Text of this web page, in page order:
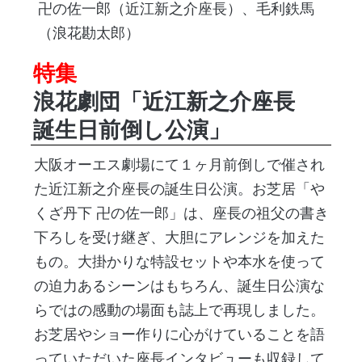
卍の佐一郎（近江新之介座長）、毛利鉄馬
（浪花勘太郎）
特集
浪花劇団「近江新之介座長
誕生日前倒し公演」
大阪オーエス劇場にて１ヶ月前倒しで催され
た近江新之介座長の誕生日公演。お芝居「や
くざ丹下 卍の佐一郎」は、座長の祖父の書き
下ろしを受け継ぎ、大胆にアレンジを加えた
もの。大掛かりな特設セットや本水を使って
の迫力あるシーンはもちろん、誕生日公演な
らではの感動の場面も誌上で再現しました。
お芝居やショー作りに心がけていることを語
っていただいた座長インタビューも収録して